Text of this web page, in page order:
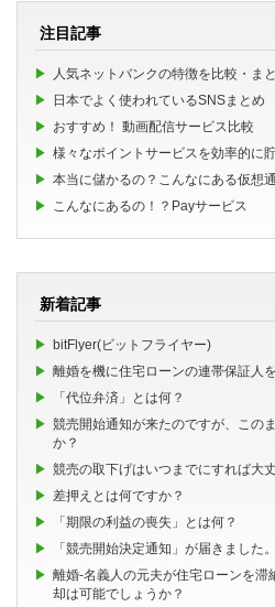
注目記事
人気ネットバンクの特徴を比較・ま
日本でよく使われているSNSまとめ
おすすめ！ 動画配信サービス比較
様々なポイントサービスを効率的に
本当に儲かるの？こんなにある仮想
こんなにあるの！？Payサービス
新着記事
bitFlyer(ビットフライヤー)
離婚を機に住宅ローンの連帯保証人
「代位弁済」とは何？
競売開始通知が来たのですが、この
か？
競売の取下げはいつまでにすれば大
差押えとは何ですか？
「期限の利益の喪失」とは何？
「競売開始決定通知」が届きました
離婚-名義人の元夫が住宅ローンを滞
却は可能でしょうか？